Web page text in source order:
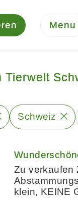
Menu
Tierwelt
Schweiz
Zu verkaufen
klein, KEINE